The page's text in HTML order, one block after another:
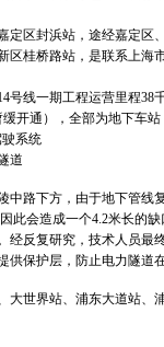
定区封浜站，途经嘉定区
区桂桥路站，是联系上海
号线一期工程运营里程38
缓开通），全部为地下车
系统
道
中路下方，由于地下管线
此会造成一个4.2米长的
经反复研究，技术人员最
供保护层，防止电力隧道
大世界站、浦东大道站、